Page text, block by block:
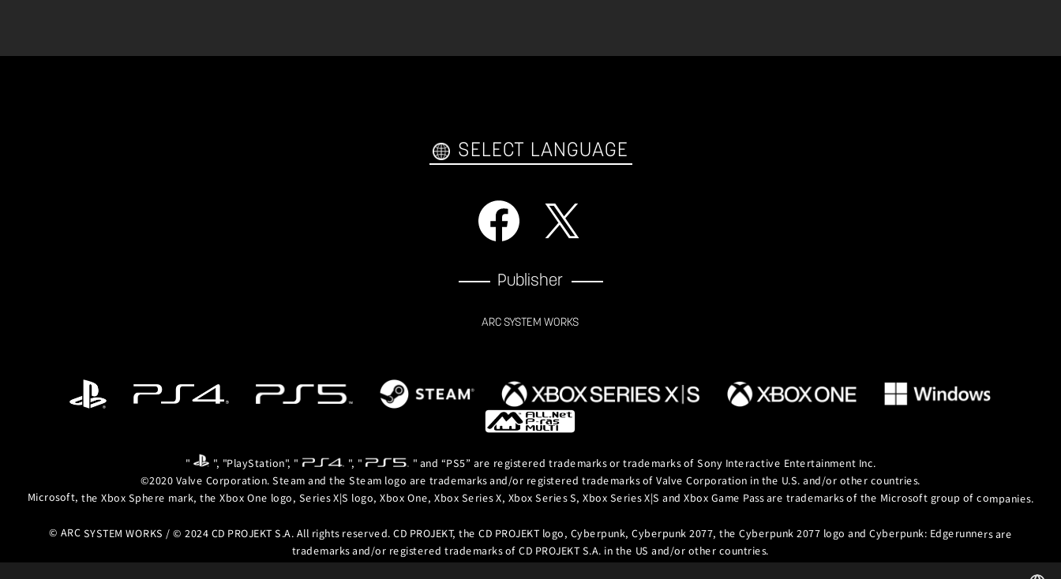
SELECT LANGUAGE
Publisher
ARC SYSTEM WORKS
" ", "PlayStation", " ", " " and “PS5” are registered trademarks or trademarks of Sony Interactive Entertainment Inc.
©2020 Valve Corporation. Steam and the Steam logo are trademarks and/or registered trademarks of Valve Corporation in the U.S. and/or other countries.
Microsoft, the Xbox Sphere mark, the Xbox One logo, Series X|S logo, Xbox One, Xbox Series X, Xbox Series S, Xbox Series X|S and Xbox Game Pass are trademarks of the Microsoft group of companies.
© ARC SYSTEM WORKS / © 2024 CD PROJEKT S.A. All rights reserved. CD PROJEKT, the CD PROJEKT logo, Cyberpunk, Cyberpunk 2077, the Cyberpunk 2077 logo and Cyberpunk: Edgerunners are
trademarks and/or registered trademarks of CD PROJEKT S.A. in the US and/or other countries.